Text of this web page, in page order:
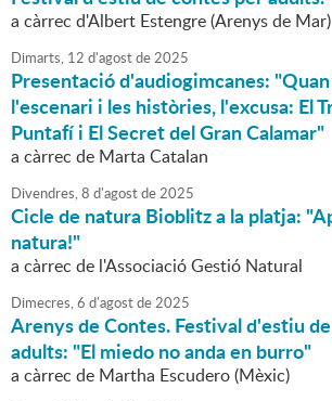
a càrrec d'Albert Estengre (Arenys de Mar)
Dimarts, 12 d'agostde2025
Presentació d'audiogimcanes:
l'escenari i les històries, l'excusa: El
Puntafí i El Secret del Gran Calamar"
a càrrec de Marta Catalan
Divendres,8 d'agostde2025
Cicle de natura Bioblitz a la platja:
natura!"
a càrrec de l'Associació Gestió Natural
Dimecres,6 d'agostde2025
Arenys de Contes. Festival d'estiu
adults: "El miedo no anda en burro"
a càrrec de Martha Escudero (Mèxic)